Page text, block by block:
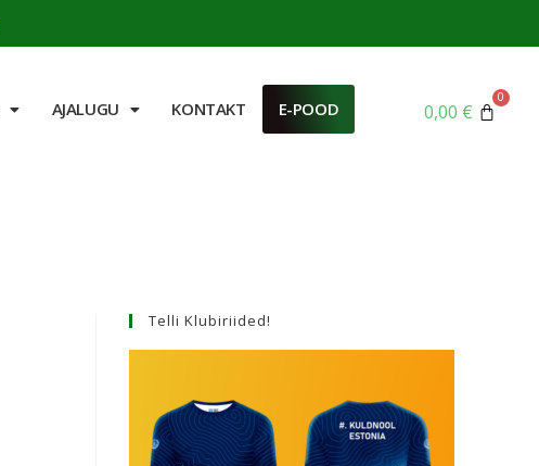
AJALUGU KONTAKT E-POOD 0,00 €
Telli Klubiriided!